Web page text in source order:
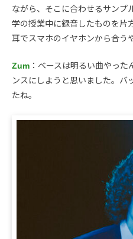
ながら、そこに合わせるサンプ
学の授業中に録音したものを片
耳でスマホのイヤホンから合う
Zum ：ベースは明るい曲やっ
ンスにしようと思いました。バ
たね。